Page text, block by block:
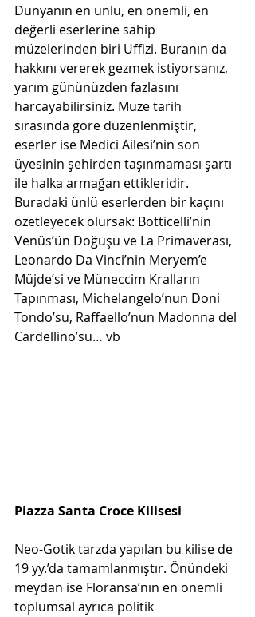
Dünyanın en ünlü, en önemli, en
değerli eserlerine sahip
müzelerinden biri Uffizi. Buranın da
hakkını vererek gezmek istiyorsanız,
yarım gününüzden fazlasını
harcayabilirsiniz. Müze tarih
sırasında göre düzenlenmiştir,
eserler ise Medici Ailesi’nin son
üyesinin şehirden taşınmaması şartı
ile halka armağan ettikleridir.
Buradaki ünlü eserlerden bir kaçını
özetleyecek olursak: Botticelli’nin
Venüs’ün Doğuşu ve La Primaverası,
Leonardo Da Vinci’nin Meryem’e
Müjde’si ve Müneccim Kralların
Tapınması, Michelangelo’nun Doni
Tondo’su, Raffaello’nun Madonna del
Cardellino’su… vb
Piazza Santa Croce Kilisesi
Neo-Gotik tarzda yapılan bu kilise de
19 yy.’da tamamlanmıştır. Önündeki
meydan ise Floransa’nın en önemli
toplumsal ayrıca politik